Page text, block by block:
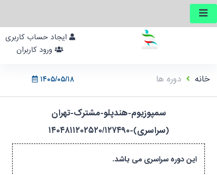
۱۴۰۵/۰۵/۱۸ خانه دوره ها
سمپوزیوم-هندپلو-مشترک-تهران
(سراسری)-۱۴۰۴۸۱۱۲۰۲۵۲۰/۱۲۷۴۹۰
این دوره سراسری می باشد.